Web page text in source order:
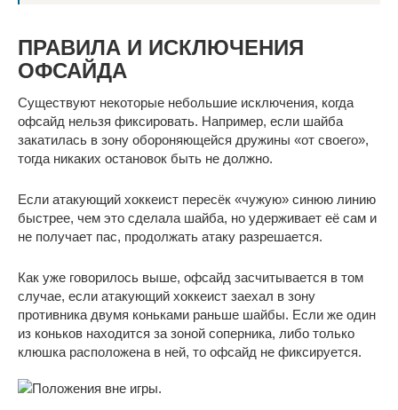
ПРАВИЛА И ИСКЛЮЧЕНИЯ
ОФСАЙДА
Существуют некоторые небольшие исключения, когда
офсайд нельзя фиксировать. Например, если шайба
закатилась в зону обороняющейся дружины «от своего»,
тогда никаких остановок быть не должно.
Если атакующий хоккеист пересёк «чужую» синюю линию
быстрее, чем это сделала шайба, но удерживает её сам и
не получает пас, продолжать атаку разрешается.
Как уже говорилось выше, офсайд засчитывается в том
случае, если атакующий хоккеист заехал в зону
противника двумя коньками раньше шайбы. Если же один
из коньков находится за зоной соперника, либо только
клюшка расположена в ней, то офсайд не фиксируется.